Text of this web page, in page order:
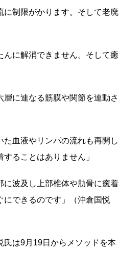
に制限がかります。そして老廃
んに解消できません。そして癒
層に連なる筋膜や関節を連動さ
た血液やリンパの流れも再開し
ることはありません」
に波及し上部椎体や肋骨に癒着
にできるのです」（沖倉国悦
氏は9月19日からメソッドを本